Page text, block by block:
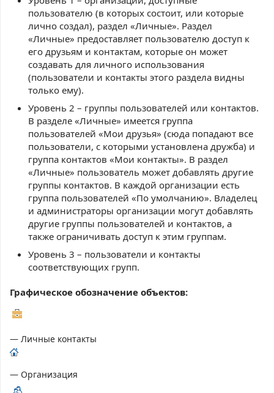
пользователю (в которых состоит, или которые
лично создал), раздел «Личные». Раздел
«Личные» предоставляет пользователю доступ к
его друзьям и контактам, которые он может
создавать для личного использования
(пользователи и контакты этого раздела видны
только ему).
Уровень 2 – группы пользователей или контактов.
В разделе «Личные» имеется группа
пользователей «Мои друзья» (сюда попадают все
пользователи, с которыми установлена дружба) и
группа контактов «Мои контакты». В раздел
«Личные» пользователь может добавлять другие
группы контактов. В каждой организации есть
группа пользователей «По умолчанию». Владелец
и администраторы организации могут добавлять
другие группы пользователей и контактов, а
также ограничивать доступ к этим группам.
Уровень 3 – пользователи и контакты
соответствующих групп.
Графическое обозначение объектов:
— Личные контакты
— Организация